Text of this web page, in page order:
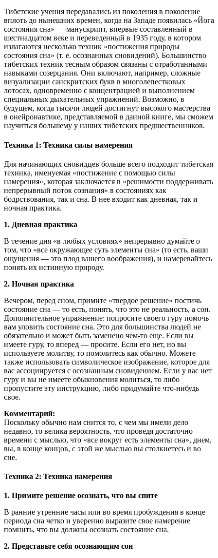
Тибетские учения передавались из поколения в поколение
вплоть до нынешних времен, когда на Западе появилась «Йога
состояния сна» — манускрипт, впервые составленный в
шестнадцатом веке и переведенный в 1935 году, в котором
излагаются несколько техник «постижения природы
состояния сна» (т. е. осознанных сновидений). Большинство
тибетских техник тесным образом связаны с отработанными
навыками созерцания. Они включают, например, сложные
визуализации санскритских букв в многолепестковых
лотосах, одновременно с концентрацией и выполнением
специальных дыхательных упражнений. Возможно, в
будущем, когда тысячи людей достигнут высокого мастерства
в онейронавтике, представляемой в данной книге, мы сможем
научиться большему у наших тибетских предшественников.
Техника 1: Техника силы намерения
Для начинающих сновидцев больше всего подходит тибетская
техника, именуемая «постижение с помощью силы
намерения», которая заключается в «решимости поддерживать
непрерывный поток сознания» в состояниях как
бодрствования, так и сна. В нее входит как дневная, так и
ночная практика.
1. Дневная практика
В течение дня «в любых условиях» непрерывно думайте о
том, что «все окружающее суть элементы сна» (то есть, ваши
ощущения — это плод вашего воображения), и намеревайтесь
понять их истинную природу.
2. Ночная практика
Вечером, перед сном, примите «твердое решение» постичь
состояние сна — то есть, понять, что это не реальность, а сон.
Дополнительное упражнение: попросите своего гуру помочь
вам уловить состояние сна. Это для большинства людей не
обязательно и может быть заменено чем-то еще. Если вы
имеете гуру, то вперед — просите. Если его нет, но вы
используете молитву, то помолитесь как обычно. Можете
также использовать символическое изображение, которое для
вас ассоциируется с осознанным сновидением. Если у вас нет
гуру и вы не имеете обыкновения молиться, то либо
пропустите эту инструкцию, либо придумайте что-нибудь
свое.
Комментарий:
Поскольку обычно нам снится то, с чем мы имели дело
недавно, то велика вероятность, что проведя достаточно
времени с мыслью, что «все вокруг есть элементы сна», днем,
вы, в конце концов, с этой же мыслью вы столкнетесь и во
сне.
Техника 2: Техника намерения
1. Примите решение осознать, что вы спите
В ранние утренние часы или во время пробуждения в конце
периода сна четко и уверенно выразите свое намерение
помнить, что вы должны осознать состояние сна.
2. Представьте себя осознающим сон